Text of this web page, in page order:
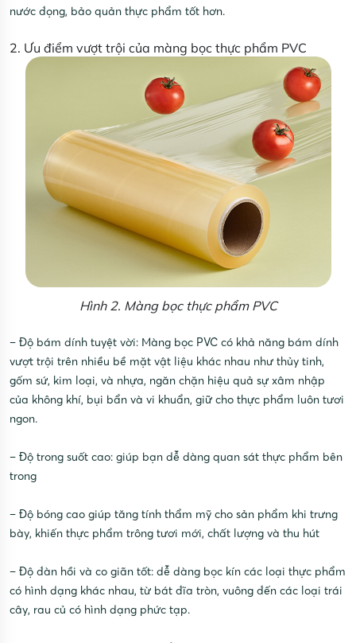
nước đọng, bảo quản thực phẩm tốt hơn.
2. Ưu điểm vượt trội của màng bọc thực phẩm PVC
Hình 2. Màng bọc thực phẩm PVC
– Độ bám dính tuyệt vời: Màng bọc PVC có khả năng bám dính
vượt trội trên nhiều bề mặt vật liệu khác nhau như thủy tinh,
gốm sứ, kim loại, và nhựa, ngăn chặn hiệu quả sự xâm nhập
của không khí, bụi bẩn và vi khuẩn, giữ cho thực phẩm luôn tươi
ngon.
– Độ trong suốt cao: giúp bạn dễ dàng quan sát thực phẩm bên
trong
– Độ bóng cao giúp tăng tính thẩm mỹ cho sản phẩm khi trưng
bày, khiến thực phẩm trông tươi mới, chất lượng và thu hút
– Độ đàn hồi và co giãn tốt: dễ dàng bọc kín các loại thực phẩm
có hình dạng khác nhau, từ bát đĩa tròn, vuông đến các loại trái
cây, rau củ có hình dạng phức tạp.